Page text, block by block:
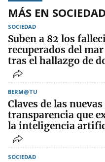
MÁS EN SOCIEDAD
SOCIEDAD
Suben a 82 los
recuperados del mar
tras el hallazgo de
BERM@TU
Claves de las
transparencia que
la inteligencia
SOCIEDAD